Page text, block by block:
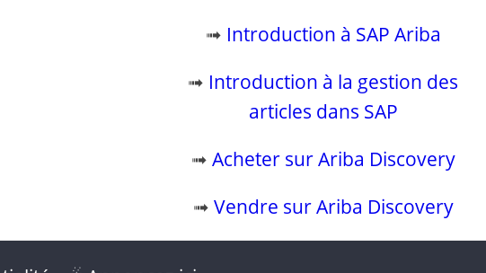
➟ Introduction à SAP Ariba
➟ Introduction à la gestion des
articles dans SAP
➟ Acheter sur Ariba Discovery
➟ Vendre sur Ariba Discovery